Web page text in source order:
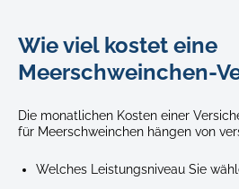
pig
sitting
beside
green
food
bowl
Wie viel kostet eine
Meerschweinchen-
Die monatlichen Kosten einer
für Meerschweinchen hängen von
Welches Leistungsniveau Sie